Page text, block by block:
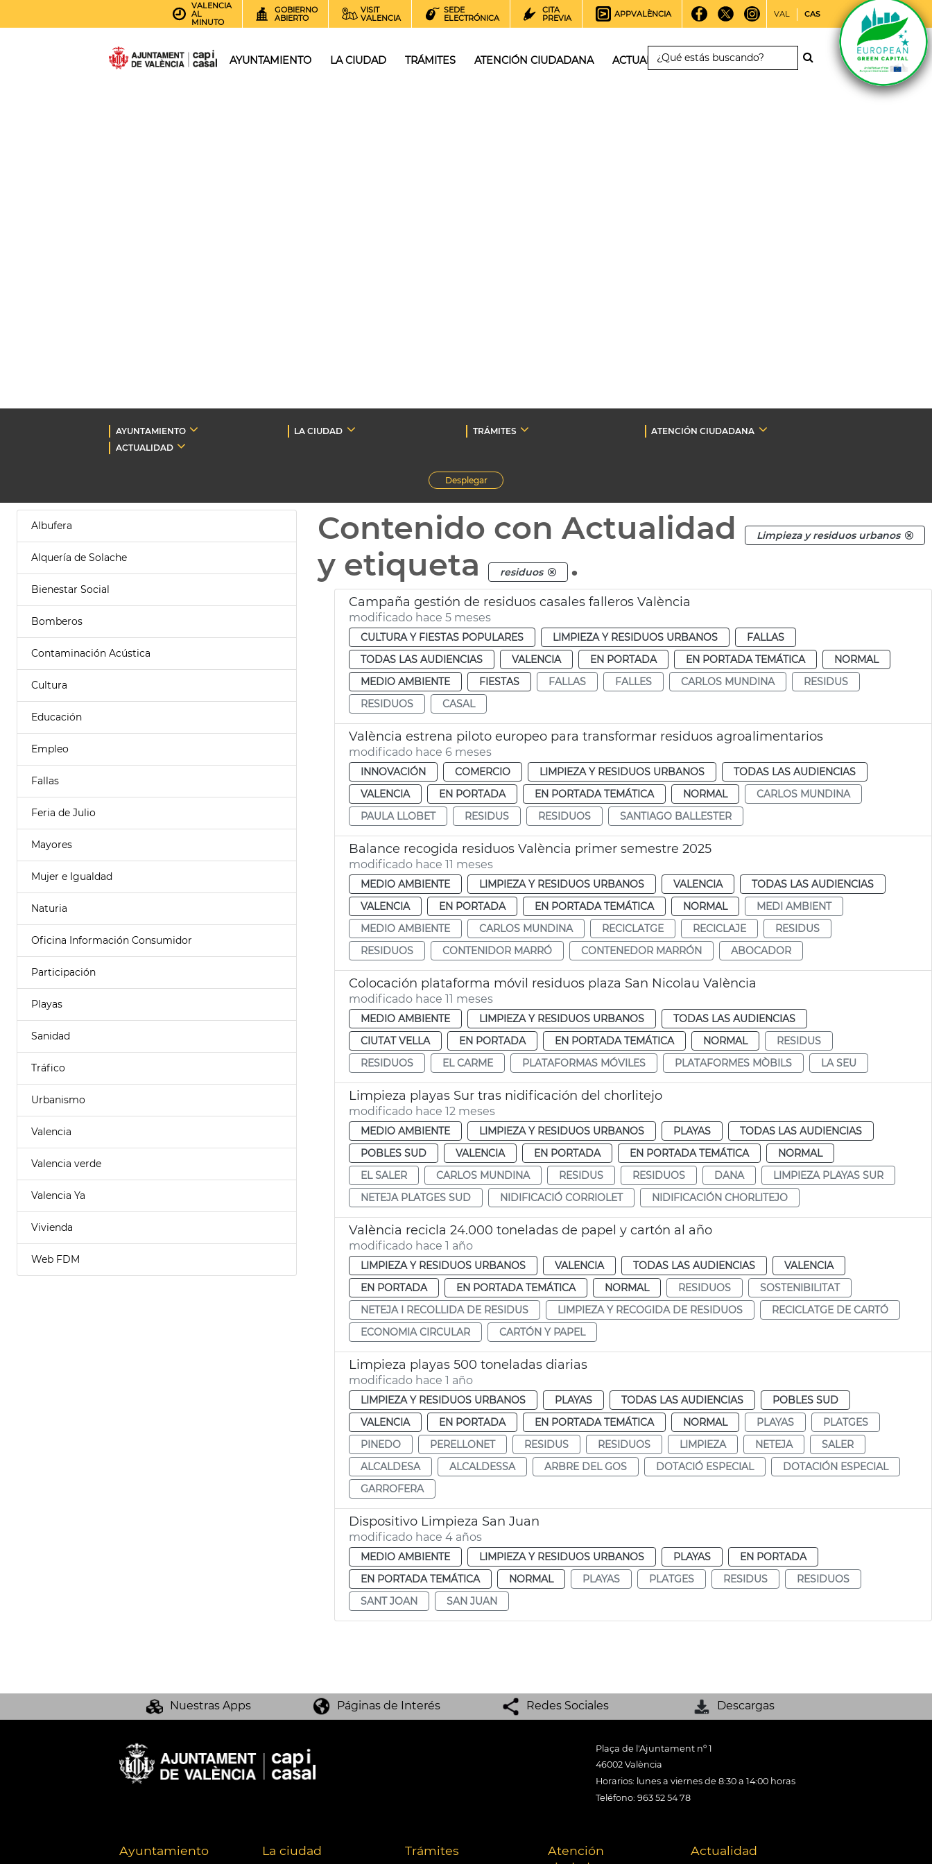
VALENCIA
AL
MINUTO
GOBIERNO
ABIERTO
VISIT
VALENCIA
SEDE
ELECTRÓNICA
CITA
PREVIA
APPVALÈNCIA VAL CAS
AYUNTAMIENTO LA CIUDAD TRÁMITES ATENCIÓN CIUDADANA ACTUALIDAD
AYUNTAMIENTO LA CIUDAD TRÁMITES
ATENCIÓN CIUDADANA
ACTUALIDAD
Desplegar
Albufera
Alquería de Solache
Bienestar Social
Bomberos
Contaminación Acústica
Cultura
Educación
Empleo
Fallas
Feria de Julio
Mayores
Mujer e Igualdad
Naturia
Oficina Información Consumidor
Participación
Playas
Sanidad
Tráfico
Urbanismo
Valencia
Valencia verde
Valencia Ya
Vivienda
Web FDM
Contenido con Actualidad Limpieza y residuos urbanos
y etiqueta residuos .
Campaña gestión de residuos casales falleros València
modificado hace 5 meses
CULTURA Y FIESTAS POPULARES LIMPIEZA Y RESIDUOS URBANOS
FALLAS
TODAS LAS AUDIENCIAS
VALENCIA EN PORTADA EN PORTADA TEMÁTICA
NORMAL
MEDIO AMBIENTE
FIESTAS FALLAS FALLES CARLOS MUNDINA
RESIDUS
RESIDUOS
CASAL
València estrena piloto europeo para transformar residuos agroalimentarios
modificado hace 6 meses
INNOVACIÓN COMERCIO LIMPIEZA Y RESIDUOS URBANOS
TODAS LAS AUDIENCIAS
VALENCIA
EN PORTADA EN PORTADA TEMÁTICA NORMAL
CARLOS MUNDINA
PAULA LLOBET
RESIDUS RESIDUOS SANTIAGO BALLESTER
Balance recogida residuos València primer semestre 2025
modificado hace 11 meses
MEDIO AMBIENTE LIMPIEZA Y RESIDUOS URBANOS VALENCIA
TODAS LAS AUDIENCIAS
VALENCIA
EN PORTADA EN PORTADA TEMÁTICA NORMAL
MEDI AMBIENT
MEDIO AMBIENTE
CARLOS MUNDINA RECICLATGE RECICLAJE
RESIDUS
RESIDUOS
CONTENIDOR MARRÓ CONTENEDOR MARRÓN ABOCADOR
Colocación plataforma móvil residuos plaza San Nicolau València
modificado hace 11 meses
MEDIO AMBIENTE LIMPIEZA Y RESIDUOS URBANOS
TODAS LAS AUDIENCIAS
CIUTAT VELLA
EN PORTADA EN PORTADA TEMÁTICA NORMAL
RESIDUS
RESIDUOS
EL CARME PLATAFORMAS MÓVILES PLATAFORMES MÒBILS LA SEU
Limpieza playas Sur tras nidificación del chorlitejo
modificado hace 12 meses
MEDIO AMBIENTE LIMPIEZA Y RESIDUOS URBANOS PLAYAS
TODAS LAS AUDIENCIAS
POBLES SUD
VALENCIA EN PORTADA EN PORTADA TEMÁTICA
NORMAL
EL SALER
CARLOS MUNDINA RESIDUS RESIDUOS DANA
LIMPIEZA PLAYAS SUR
NETEJA PLATGES SUD
NIDIFICACIÓ CORRIOLET NIDIFICACIÓN CHORLITEJO
València recicla 24.000 toneladas de papel y cartón al año
modificado hace 1 año
LIMPIEZA Y RESIDUOS URBANOS VALENCIA TODAS LAS AUDIENCIAS
VALENCIA
EN PORTADA
EN PORTADA TEMÁTICA NORMAL RESIDUOS
SOSTENIBILITAT
NETEJA I RECOLLIDA DE RESIDUS
LIMPIEZA Y RECOGIDA DE RESIDUOS
RECICLATGE DE CARTÓ
ECONOMIA CIRCULAR
CARTÓN Y PAPEL
Limpieza playas 500 toneladas diarias
modificado hace 1 año
LIMPIEZA Y RESIDUOS URBANOS PLAYAS TODAS LAS AUDIENCIAS
POBLES SUD
VALENCIA
EN PORTADA EN PORTADA TEMÁTICA NORMAL PLAYAS
PLATGES
PINEDO
PERELLONET RESIDUS RESIDUOS LIMPIEZA NETEJA
SALER
ALCALDESA
ALCALDESSA ARBRE DEL GOS DOTACIÓ ESPECIAL
DOTACIÓN ESPECIAL
GARROFERA
Dispositivo Limpieza San Juan
modificado hace 4 años
MEDIO AMBIENTE LIMPIEZA Y RESIDUOS URBANOS PLAYAS
EN PORTADA
EN PORTADA TEMÁTICA
NORMAL PLAYAS PLATGES RESIDUS
RESIDUOS
SANT JOAN
SAN JUAN
Nuestras Apps Páginas de Interés Redes Sociales Descargas
Plaça de l'Ajuntament nº 1
46002 València
Horarios: lunes a viernes de 8:30 a 14:00 horas
Teléfono: 963 52 54 78
Ayuntamiento La ciudad Trámites
Atención
Actualidad